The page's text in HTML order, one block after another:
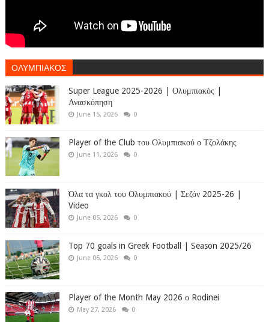
ΟΛΥΜΠΙΑΚΟΣ
Super League 2025-2026 | Ολυμπιακός |
Ανασκόπηση
June 15, 2026 0
Player of the Club του Ολυμπιακού ο Τζολάκης
June 11, 2026 0
Όλα τα γκολ του Ολυμπιακού | Σεζόν 2025-26 |
Video
June 05, 2026 0
Top 70 goals in Greek Football | Season 2025/26
June 05, 2026 0
Player of the Month May 2026 ο Rodinei
May 27, 2026 0